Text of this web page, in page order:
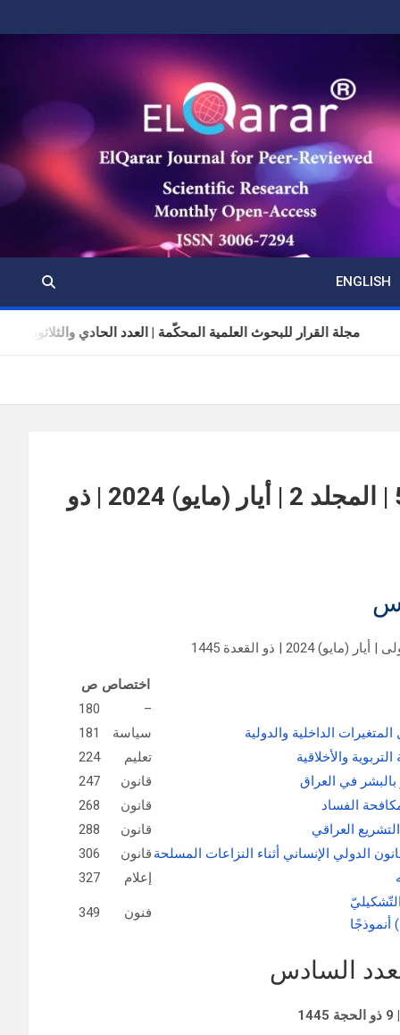
ENGLISH
مجلة القرار للبحوث العلمية المحكّمة | العدد الحادي والثلاثون | المجلد 11 |
مجلة القرار للبحوث العلمية | العدد 5 | المجلد 2 | أيار (مايو) 2024 | ذو
| ذو القعدة 1445
اختصاص ص
–
180
الداخلية والدولية
سياسة
181
والأخلاقية
تعليم
224
بالبشر في العراق
قانون
247
الفساد
قانون
268
العراقي
قانون
288
الدولي الإنساني أثناء النزاعات المسلحة قانون
306
إعلام
327
فنون 349
السادس